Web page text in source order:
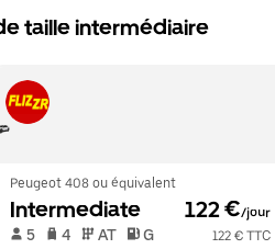
taille intermédiaire
Peugeot 408 ou équivalent
Intermediate 122 €/jour
5 4 AT G
122 € TTC